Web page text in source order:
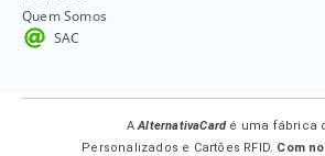
Quem Somos
SAC
AAlternativaCardé uma fábrica
Personalizados e Cartões RFID. Com